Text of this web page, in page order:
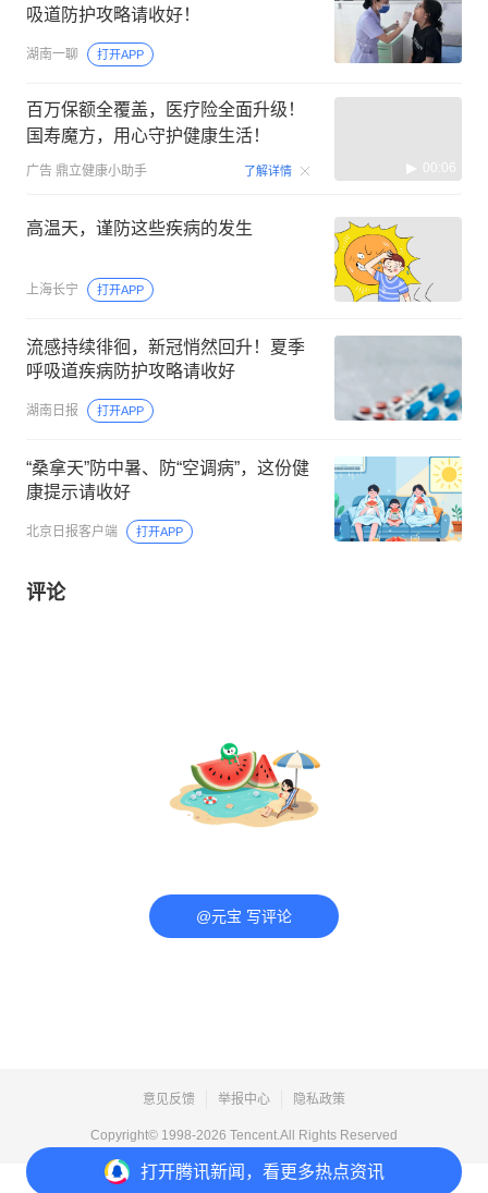
打开腾讯新闻，看更多热点资讯
吸道防护攻略请收好！
湖南一聊 打开APP
百万保额全覆盖，医疗险全面升级！
国寿魔方，用心守护健康生活！
广告 鼎立健康小助手 了解详情 00:06
高温天，谨防这些疾病的发生
上海长宁 打开APP
流感持续徘徊，新冠悄然回升！夏季
呼吸道疾病防护攻略请收好
湖南日报 打开APP
“桑拿天”防中暑、防“空调病”，这份健
康提示请收好
北京日报客户端 打开APP
评论
@元宝 写评论
意见反馈 举报中心 隐私政策
Copyright© 1998-2026 Tencent.All Rights Reserved